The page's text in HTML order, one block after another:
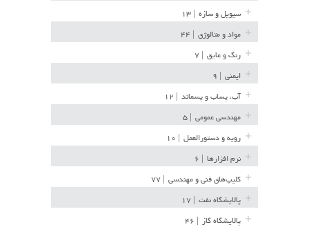
سیویل و سازه
مواد و متالوژی
رنگ و عایق
ایمنی
آب، پساب و پسماند
مهندسی عمومی
رویه و دستورالعمل
نرم افزارها
کلیپ‌های فنی و مهندسی
پالایشگاه نفت
پالایشگاه گاز